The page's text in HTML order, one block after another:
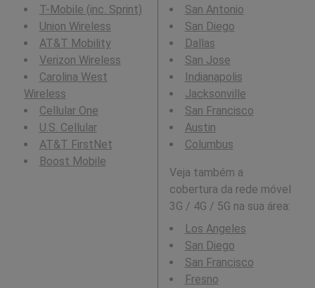
T-Mobile (inc. Sprint)
Union Wireless
AT&T Mobility
Verizon Wireless
Carolina West
Wireless
Cellular One
U.S. Cellular
AT&T FirstNet
Boost Mobile
San Antonio
San Diego
Dallas
San Jose
Indianapolis
Jacksonville
San Francisco
Austin
Columbus
Veja também a
cobertura da rede móvel
3G / 4G / 5G na sua área:
Los Angeles
San Diego
San Francisco
Fresno